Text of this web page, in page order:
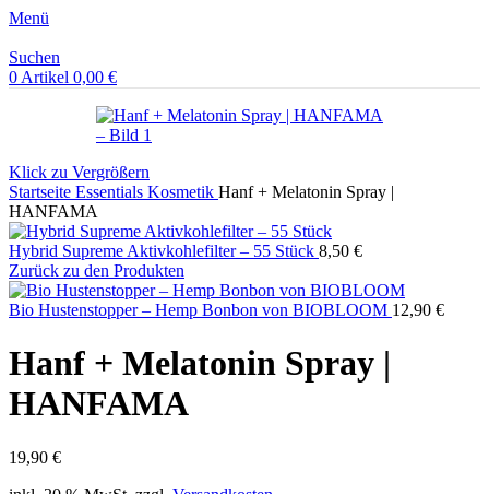
Menü
Suchen
0 Artikel 0,00 €
Klick zu Vergrößern
Startseite Essentials Kosmetik Hanf + Melatonin Spray |
HANFAMA
Hybrid Supreme Aktivkohlefilter – 55 Stück 8,50 €
Zurück zu den Produkten
Bio Hustenstopper – Hemp Bonbon von BIOBLOOM 12,90 €
Hanf + Melatonin Spray |
HANFAMA
19,90 €